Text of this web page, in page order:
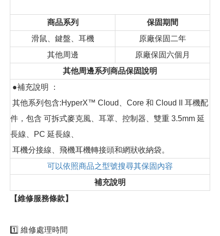
商品系列
保固期間
滑鼠、鍵盤、耳機
原廠保固二年
其他周邊
原廠保固六個月
其他周邊系列商品保固說明
●補充說明 ：
其他系列包含:HyperX™ Cloud、Core 和 Cloud II 耳機配
件，包含 可拆式麥克風、耳罩、控制器、雙重 3.5mm 延
長線、PC 延長線、
耳機分接線、飛機耳機轉接頭和網狀收納袋。
可以依照商品之型號搜尋其保固內容
補充說明
【維修服務條款】
1️⃣ 維修處理時間